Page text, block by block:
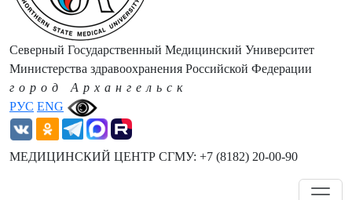
РУС ENG
Северный Государственный Медицинский Университет
Министерства здравоохранения Российской Федерации
город Архангельск
МЕДИЦИНСКИЙ ЦЕНТР СГМУ: +7 (8182) 20-00-90